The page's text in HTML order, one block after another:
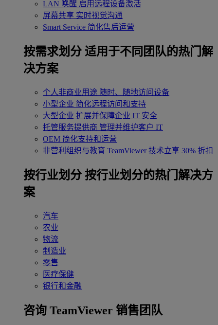
LAN 唤醒 启用远程设备激活
屏幕共享 实时视觉沟通
Smart Service 简化售后运营
按需求划分 适用于不同团队的热门解
决方案
个人非商业用途 随时、随地访问设备
小型企业 简化远程访问和支持
大型企业 扩展并保障企业 IT 安全
托管服务提供商 管理并维护客户 IT
OEM 简化支持和运营
非营利组织与教育 TeamViewer 技术立享 30% 折扣
‌按行业划分 按行业划分的热门解决方
案
汽车
农业
物流
制造业
零售
医疗保健
银行和金融
咨询 TeamViewer 销售团队